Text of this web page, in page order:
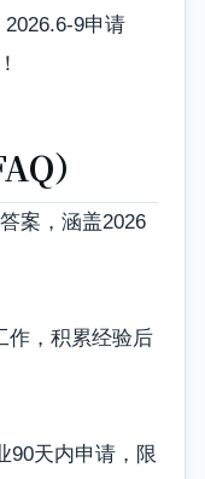
2026.6-9申请
）
案，涵盖2026
作，积累经验后
90天内申请，限